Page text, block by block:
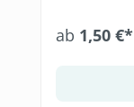
ab 1,50 €*